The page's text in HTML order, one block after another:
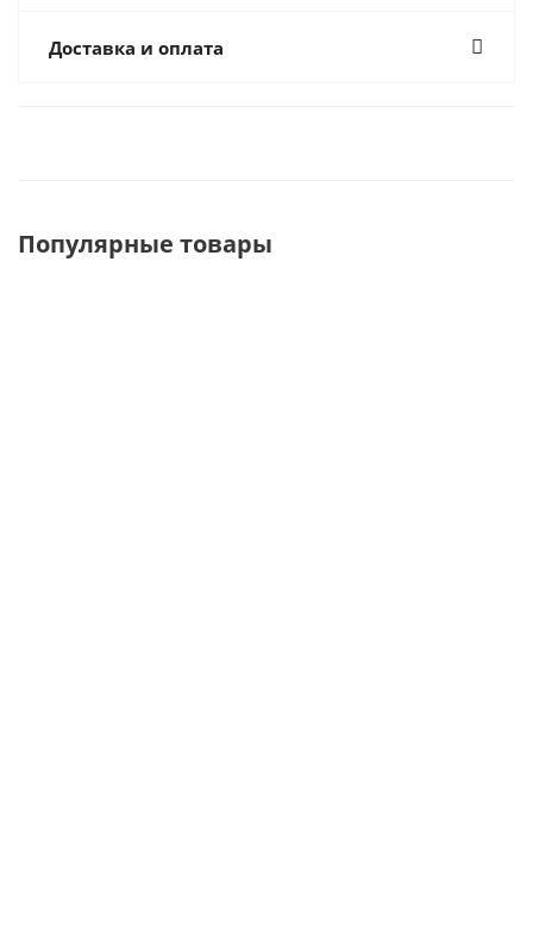
Доставка и оплата
Популярные товары